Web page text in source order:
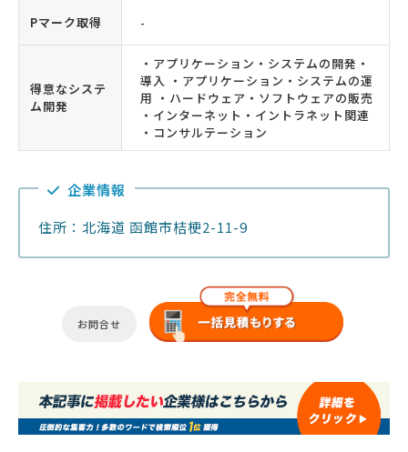
Pマーク取得 -
得意なシステ
ム開発
・アプリケーション・システムの開発・
導入 ・アプリケーション・システムの運
用 ・ハードウェア・ソフトウェアの販売
・インターネット・イントラネット関連
・コンサルテーション
企業情報
住所：北海道 函館市桔梗2-11-9
お問合せ